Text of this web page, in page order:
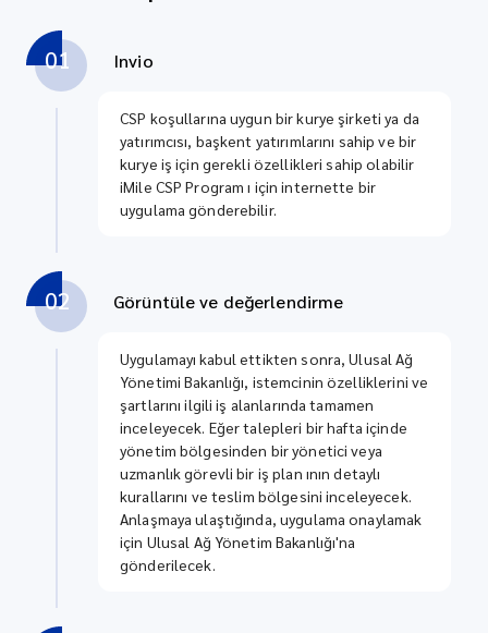
01 Invio
CSP koşullarına uygun bir kurye şirketi ya da
yatırımcısı, başkent yatırımlarını sahip ve bir
kurye iş için gerekli özellikleri sahip olabilir
iMile CSP Program ı için internette bir
uygulama gönderebilir.
02 Görüntüle ve değerlendirme
Uygulamayı kabul ettikten sonra, Ulusal Ağ
Yönetimi Bakanlığı, istemcinin özelliklerini ve
şartlarını ilgili iş alanlarında tamamen
inceleyecek. Eğer talepleri bir hafta içinde
yönetim bölgesinden bir yönetici veya
uzmanlık görevli bir iş plan ının detaylı
kurallarını ve teslim bölgesini inceleyecek.
Anlaşmaya ulaştığında, uygulama onaylamak
için Ulusal Ağ Yönetim Bakanlığı'na
gönderilecek.